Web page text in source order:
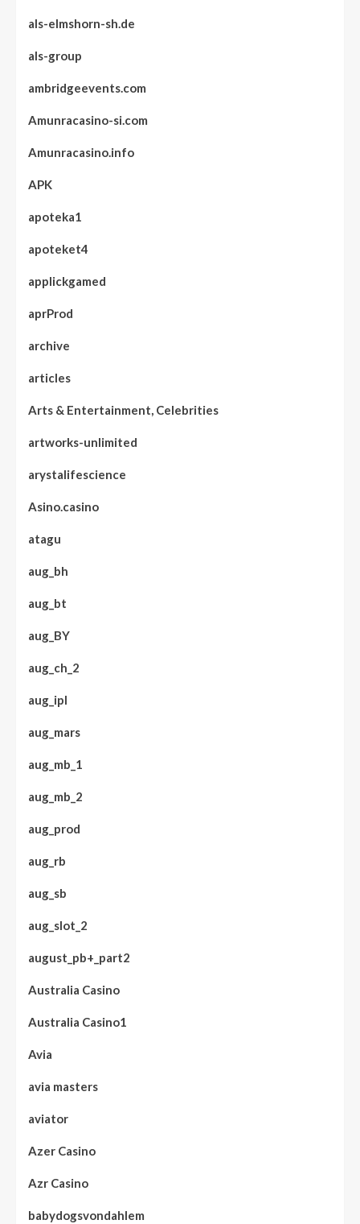
als-elmshorn-sh.de
als-group
ambridgeevents.com
Amunracasino-si.com
Amunracasino.info
APK
apoteka1
apoteket4
applickgamed
aprProd
archive
articles
Arts & Entertainment, Celebrities
artworks-unlimited
arystalifescience
Asino.casino
atagu
aug_bh
aug_bt
aug_BY
aug_ch_2
aug_ipl
aug_mars
aug_mb_1
aug_mb_2
aug_prod
aug_rb
aug_sb
aug_slot_2
august_pb+_part2
Australia Casino
Australia Casino1
Avia
avia masters
aviator
Azer Casino
Azr Casino
babydogsvondahlem